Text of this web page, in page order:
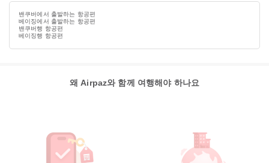
밴쿠버에서 출발하는 항공편
베이징에서 출발하는 항공편
밴쿠버행 항공편
베이징행 항공편
왜 Airpaz와 함께 여행해야 하나요